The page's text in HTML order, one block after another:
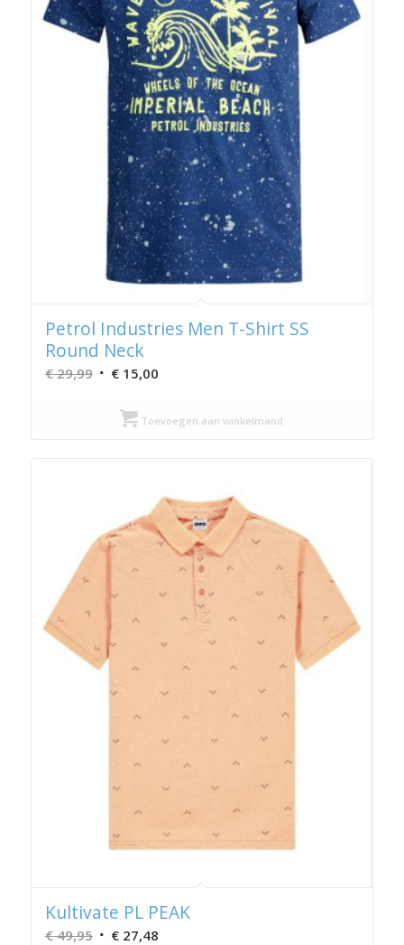
Petrol Industries Men T-Shirt SS
Round Neck
€29,99 Oorspronkelijke
was:
€15,00Huidige
is:
Toevoegen aan winkelmand
Kultivate PL PEAK
€49,95 Oorspronkelijke
€27,48Huidige